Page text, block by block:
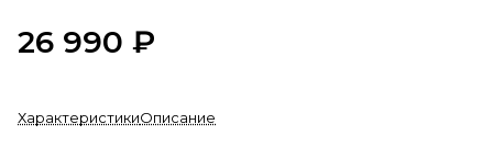
26 990 ₽
ХарактеристикиОписание